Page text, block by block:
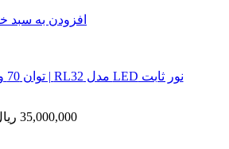
افزودن به سبد
نور ثابت LED مدل RL32 | توان 70 وات و دمای رنگ متغیر
35,000,000